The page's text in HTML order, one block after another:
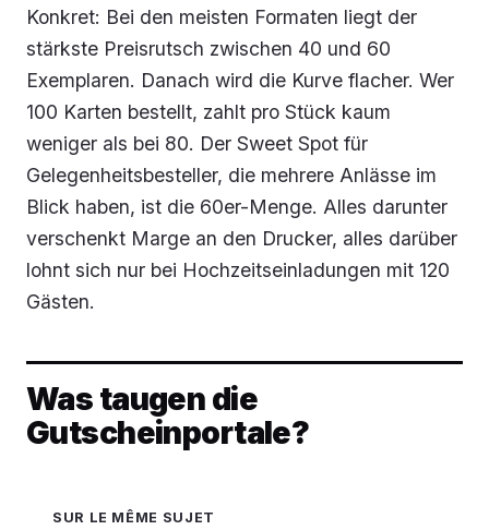
Konkret: Bei den meisten Formaten liegt der
stärkste Preisrutsch zwischen 40 und 60
Exemplaren. Danach wird die Kurve flacher. Wer
100 Karten bestellt, zahlt pro Stück kaum
weniger als bei 80. Der Sweet Spot für
Gelegenheitsbesteller, die mehrere Anlässe im
Blick haben, ist die 60er-Menge. Alles darunter
verschenkt Marge an den Drucker, alles darüber
lohnt sich nur bei Hochzeitseinladungen mit 120
Gästen.
Was taugen die
Gutscheinportale?
SUR LE MÊME SUJET